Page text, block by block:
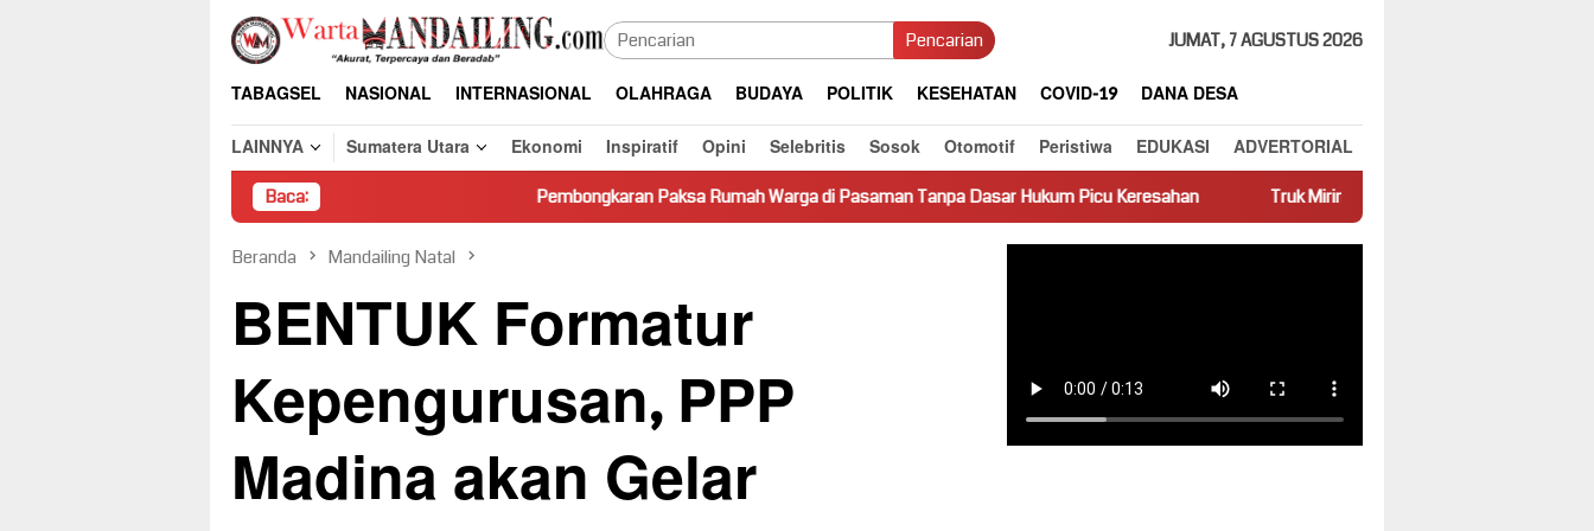
Loncat
konten
Pencarian JUMAT, 7 AGUSTUS 2026
TABAGSEL NASIONAL INTERNASIONAL OLAHRAGA BUDAYA POLITIK KESEHATAN COVID-19
DANA DESA
LAINNYA
Sumatera Utara Ekonomi Inspiratif Opini Selebritis Sosok Otomotif Peristiwa EDUKASI ADVERTORIAL
Baca: Pembongkaran Paksa Rumah Warga di Pasaman Tanpa Dasar Hukum Picu Keresahan Truk Miring Hambat Arus Lalu Lintas di Jalan Panti–Simpang
Beranda Mandailing Natal
BENTUK Formatur
Kepengurusan, PPP
Madina akan Gelar